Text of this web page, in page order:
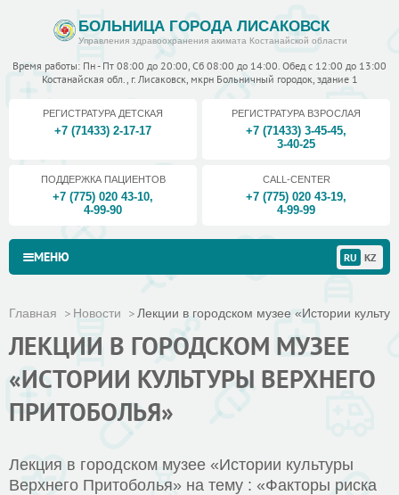
БОЛЬНИЦА ГОРОДА ЛИСАКОВСК
Управления здравоохранения акимата Костанайской области
Время работы: Пн - Пт 08:00 до 20:00, Сб 08:00 до 14:00. Обед с 12:00 до 13:00
Костанайская обл., г. Лисаковск, мкрн Больничный городок, здание 1
РЕГИСТРАТУРА ДЕТСКАЯ
+7 (71433) 2-17-17
РЕГИСТРАТУРА ВЗРОСЛАЯ
+7 (71433) 3-45-45,
3-40-25
ПОДДЕРЖКА ПАЦИЕНТОВ
+7 (775) 020 43-10,
4-99-90
CALL-CENTER
+7 (775) 020 43-19,
4-99-99
МЕНЮ RU KZ
Главная Новости Лекции в городском музее «Истории
ЛЕКЦИИ В ГОРОДСКОМ МУЗЕЕ
«ИСТОРИИ КУЛЬТУРЫ ВЕРХНЕГО
ПРИТОБОЛЬЯ»
Лекция в городском музее «Истории культуры
Верхнего Притоболья» на тему : «Факторы риска